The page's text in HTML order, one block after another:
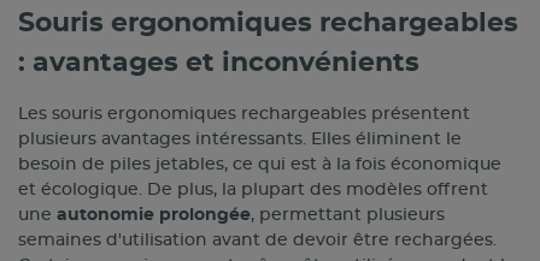
Souris ergonomiques rechargeables
: avantages et inconvénients
Les souris ergonomiques rechargeables présentent
plusieurs avantages intéressants. Elles éliminent le
besoin de piles jetables, ce qui est à la fois économique
et écologique. De plus, la plupart des modèles offrent
une autonomie prolongée, permettant plusieurs
semaines d'utilisation avant de devoir être rechargées.